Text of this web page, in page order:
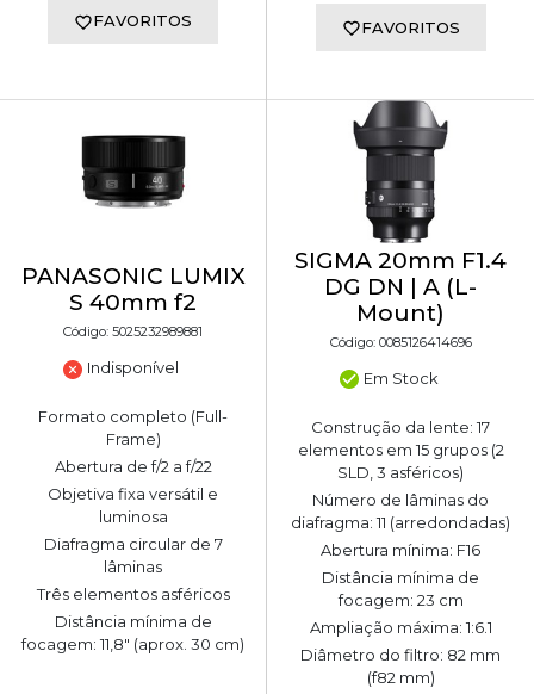
FAVORITOS FAVORITOS
PANASONIC LUMIX
S 40mm f2
Código: 5025232989881
Indisponível
Formato completo (Full-
Frame)
Abertura de f/2 a f/22
Objetiva fixa versátil e
luminosa
Diafragma circular de 7
lâminas
Três elementos asféricos
Distância mínima de
focagem: 11,8" (aprox. 30 cm)
SIGMA 20mm F1.4
DG DN | A (L-
Mount)
Código: 0085126414696
Em Stock
Construção da lente: 17
elementos em 15 grupos (2
SLD, 3 asféricos)
Número de lâminas do
diafragma: 11 (arredondadas)
Abertura mínima: F16
Distância mínima de
focagem: 23 cm
Ampliação máxima: 1:6.1
Diâmetro do filtro: 82 mm
(f82 mm)